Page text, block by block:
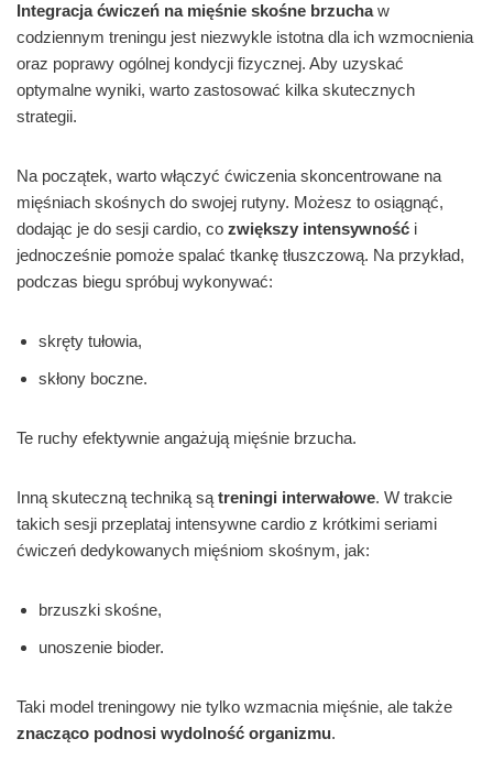
Integracja ćwiczeń na mięśnie skośne brzuchaw
codziennym treningu jest niezwykle istotna dla ich wzmocnienia
oraz poprawy ogólnej kondycji fizycznej. Aby uzyskać
optymalne wyniki, warto zastosować kilka skutecznych
strategii.
Na początek, warto włączyć ćwiczenia skoncentrowane na
mięśniach skośnych do swojej rutyny. Możesz to osiągnąć,
dodając je do sesji cardio, co zwiększy intensywność i
jednocześnie pomoże spalać tkankę tłuszczową. Na przykład,
podczas biegu spróbuj wykonywać:
skręty tułowia,
skłony boczne.
Te ruchy efektywnie angażują mięśnie brzucha.
Inną skuteczną techniką są treningi interwałowe. W trakcie
takich sesji przeplataj intensywne cardio z krótkimi seriami
ćwiczeń dedykowanych mięśniom skośnym, jak:
brzuszki skośne,
unoszenie bioder.
Taki model treningowy nie tylko wzmacnia mięśnie, ale także
znacząco podnosi wydolność organizmu.